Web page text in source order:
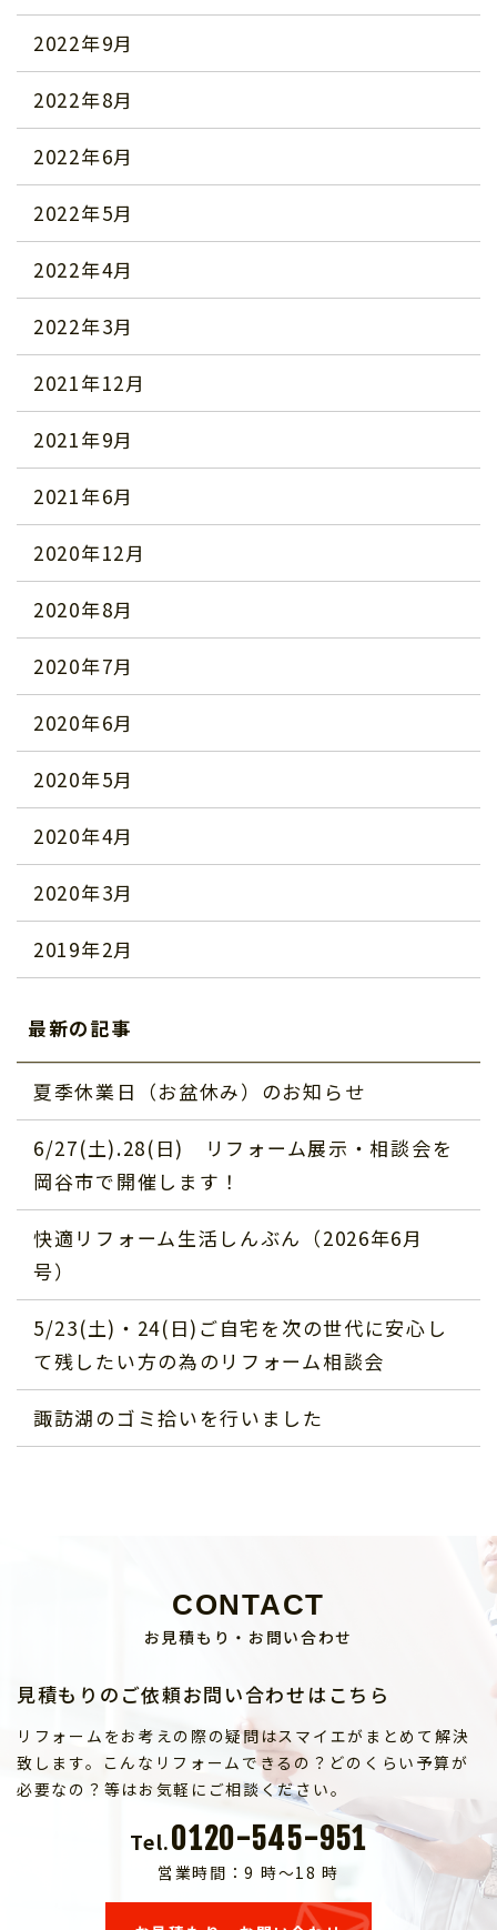
2022年9月
2022年8月
2022年6月
2022年5月
2022年4月
2022年3月
2021年12月
2021年9月
2021年6月
2020年12月
2020年8月
2020年7月
2020年6月
2020年5月
2020年4月
2020年3月
2019年2月
最新の記事
夏季休業日（お盆休み）のお知らせ
6/27(土).28(日) リフォーム展示・相談会を
岡谷市で開催します！
快適リフォーム生活しんぶん（2026年6月
号）
5/23(土)・24(日)ご自宅を次の世代に安心し
て残したい方の為のリフォーム相談会
諏訪湖のゴミ拾いを行いました
CONTACT
お見積もり・お問い合わせ
見積もりのご依頼お問い合わせはこちら
リフォームをお考えの際の疑問はスマイエがまとめて解決
致します。こんなリフォームできるの？どのくらい予算が
必要なの？等はお気軽にご相談ください。
Tel.0120-545-951
営業時間：9 時～18 時